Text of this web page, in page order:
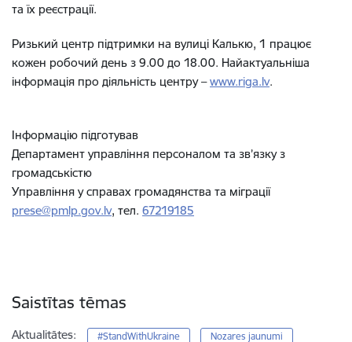
та їх реєстрації.
Ризький центр підтримки на вулиці Калькю, 1 працює
кожен робочий день з 9.00 до 18.00. Найактуальніша
інформація про діяльність центру –www.riga.lv.
Інформацію підготував
Департамент управління персоналом та зв’язку з
громадськістю
Управління у справах громадянства та міграції
prese@pmlp.gov.lv, тел. 67219185
Saistītas tēmas
Aktualitātes: #StandWithUkraine Nozares jaunumi